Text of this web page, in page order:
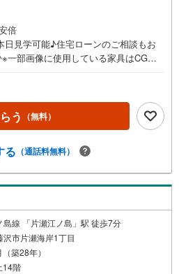
倍
見学可能♪住宅ローンのご相談もお
一部画像に使用している家具はCGイ
公園や江ノ島が近くにあります。ま
可能です。散歩コースに海沿いがある
ます♪～アクセス～小田急江ノ島線、
利用可能！江ノ島には徒歩18分ほどの
コチラの住宅は引渡し後も安心な
保証」付きで「既存住宅瑕疵保険」も
軽にお問い合わせください♪
う （無料）
る （通話料無料）
島線 「片瀬江ノ島」駅 徒歩7分
沢市片瀬海岸1丁目
築28年）
14階